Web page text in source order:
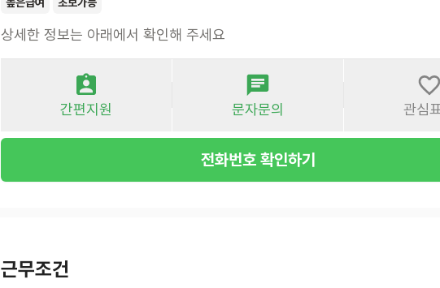
상세한 정보는 아래에서 확인해 주세요
간편지원 문자문의 관심
전화번호 확인하기
근무조건